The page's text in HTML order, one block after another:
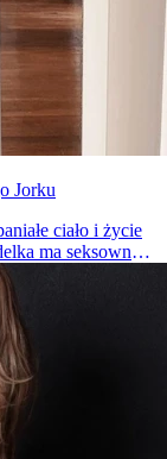
Jorku
ciało i życie
ma seksowne